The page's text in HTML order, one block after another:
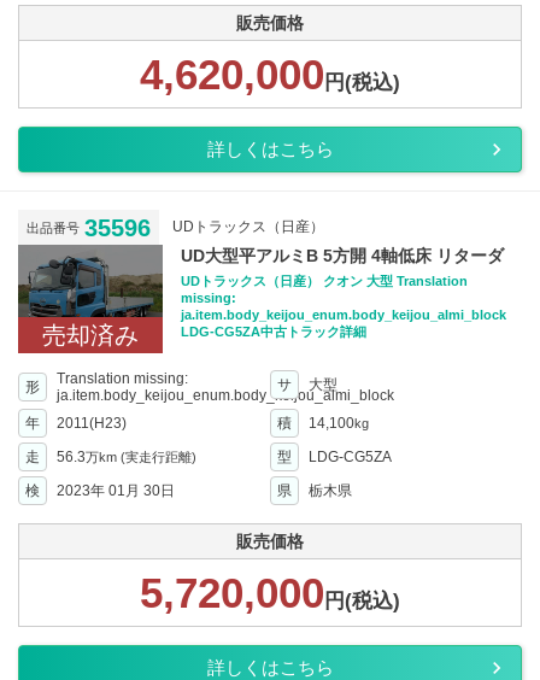
販売価格
4,620,000 円(税込)
詳しくはこちら
出品番号 35596 UDトラックス（日産）
売却済み
UD大型平アルミB 5方開 4軸低床 リターダ
UDトラックス（日産） クオン 大型 Translation
missing:
ja.item.body_keijou_enum.body_keijou_almi_block
LDG-CG5ZA中古トラック詳細
形
Translation missing:
ja.item.body_keijou_enum.body_keijou_almi_block
サ 大型
年 2011(H23) 積 14,100kg
走 56.3万km (実走行距離) 型
LDG-CG5ZA
検
2023年 01月 30日 県 栃木県
販売価格
5,720,000 円(税込)
詳しくはこちら